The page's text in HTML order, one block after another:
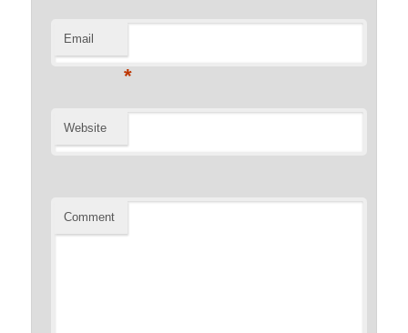
Email
*
Website
Comment